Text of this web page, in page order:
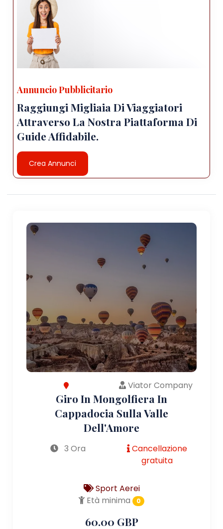
Annuncio Pubblicitario
Raggiungi Migliaia Di Viaggiatori
Attraverso La Nostra Piattaforma Di
Guide Affidabile.
Crea Annunci
Viator Company
Giro In Mongolfiera In
Cappadocia Sulla Valle
Dell'Amore
3 Ora
Cancellazione
gratuita
Sport Aerei
Età minima
0
60.00 GBP